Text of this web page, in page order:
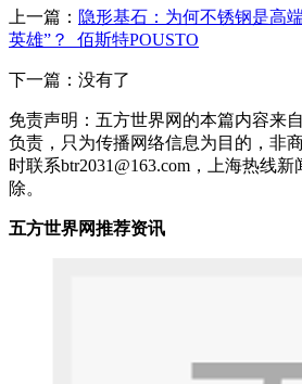
上一篇： 隐形基石：为何不锈钢是高
英雄”？_佰斯特POUSTO
下一篇：没有了
免责声明：五方世界网的本篇内容来
负责，只为传播网络信息为目的，非
时联系btr2031@163.com，上海热线
除。
五方世界网推荐资讯